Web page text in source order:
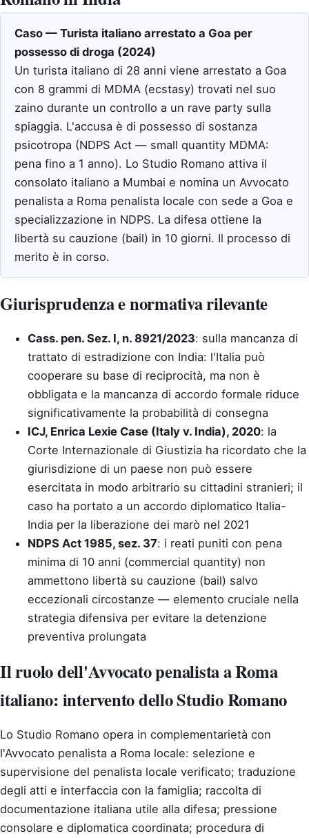
Caso — Turista italiano arrestato a Goa per
possesso di droga (2024)
Un turista italiano di 28 anni viene arrestato a Goa
con 8 grammi di MDMA (ecstasy) trovati nel suo
zaino durante un controllo a un rave party sulla
spiaggia. L'accusa è di possesso di sostanza
psicotropa (NDPS Act — small quantity MDMA:
pena fino a 1 anno). Lo Studio Romano attiva il
consolato italiano a Mumbai e nomina un Avvocato
penalista a Roma penalista locale con sede a Goa e
specializzazione in NDPS. La difesa ottiene la
libertà su cauzione (bail) in 10 giorni. Il processo di
merito è in corso.
Giurisprudenza e normativa rilevante
Cass. pen. Sez. I, n. 8921/2023: sulla mancanza di
trattato di estradizione con India: l'Italia può
cooperare su base di reciprocità, ma non è
obbligata e la mancanza di accordo formale riduce
significativamente la probabilità di consegna
ICJ, Enrica Lexie Case (Italy v. India), 2020: la
Corte Internazionale di Giustizia ha ricordato che la
giurisdizione di un paese non può essere
esercitata in modo arbitrario su cittadini stranieri; il
caso ha portato a un accordo diplomatico Italia-
India per la liberazione dei marò nel 2021
NDPS Act 1985, sez. 37: i reati puniti con pena
minima di 10 anni (commercial quantity) non
ammettono libertà su cauzione (bail) salvo
eccezionali circostanze — elemento cruciale nella
strategia difensiva per evitare la detenzione
preventiva prolungata
Il ruolo dell'Avvocato penalista a Roma
italiano: intervento dello Studio Romano
Lo Studio Romano opera in complementarietà con
l'Avvocato penalista a Roma locale: selezione e
supervisione del penalista locale verificato; traduzione
degli atti e interfaccia con la famiglia; raccolta di
documentazione italiana utile alla difesa; pressione
consolare e diplomatica coordinata; procedura di